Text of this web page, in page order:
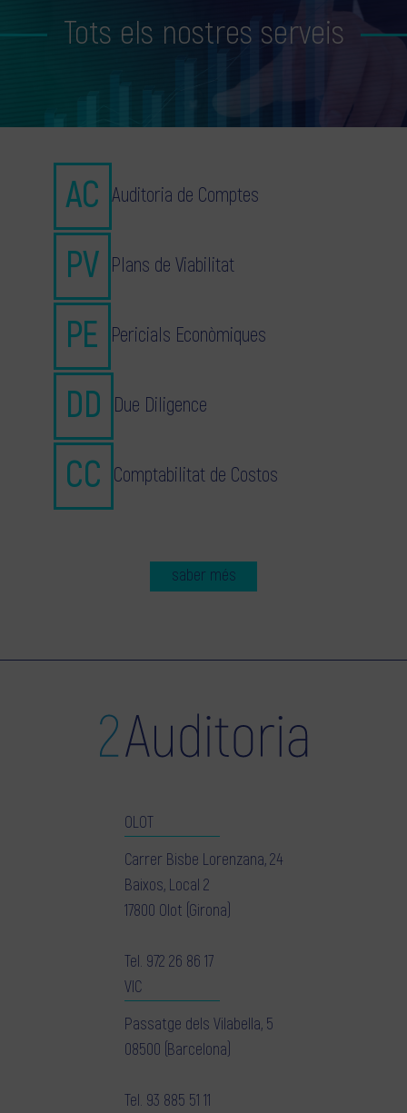
Tots els nostres serveis
Auditoria de Comptes
Plans de Viabilitat
Pericials Econòmiques
Due Diligence
Comptabilitat de Costos
saber més
OLOT
Carrer Bisbe Lorenzana, 24
Baixos, Local 2
17800 Olot (Girona)
Tel. 972 26 86 17
VIC
Passatge dels Vilabella, 5
08500 (Barcelona)
Tel. 93 885 51 11